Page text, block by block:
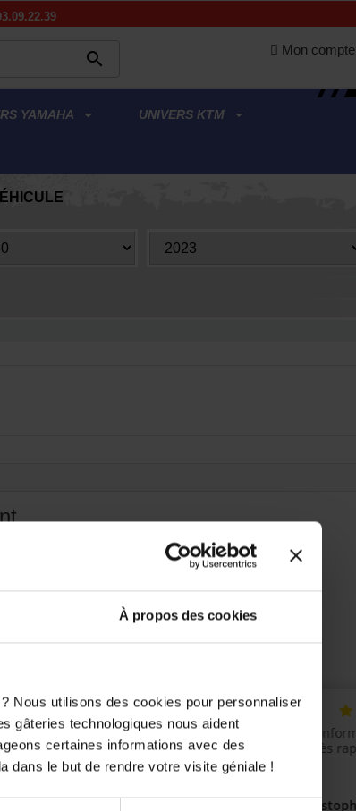
À propos des cookies
Nous utilisons des cookies pour personnaliser
gâteries technologiques nous aident
certaines informations avec des
dans le but de rendre votre visite géniale !
 Mon compte
YAMAHA UNIVERS KTM
et à mesure qu'ils seront ajoutés.